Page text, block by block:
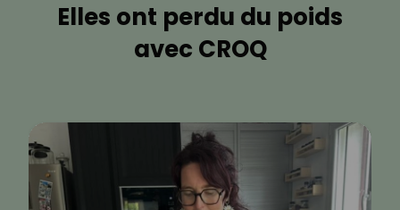
Elles ont perdu du poids
avec CROQ